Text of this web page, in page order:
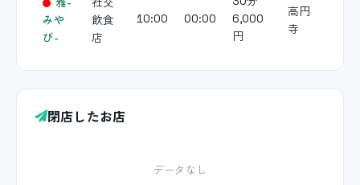
みや
び-
飲食
店
10:00 00:00
6,000
円
高円
寺
閉店したお店
データなし